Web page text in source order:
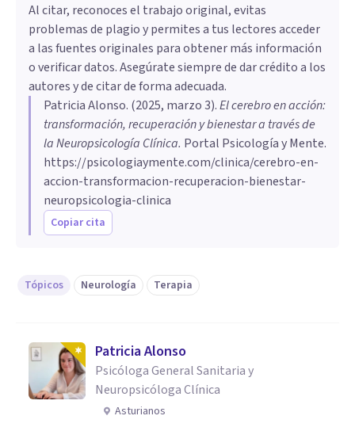
Al citar, reconoces el trabajo original, evitas
problemas de plagio y permites a tus lectores acceder
a las fuentes originales para obtener más información
o verificar datos. Asegúrate siempre de dar crédito a los
autores y de citar de forma adecuada.
Patricia Alonso. (2025, marzo 3).El cerebro en acción:
transformación, recuperación y bienestar a través de
la Neuropsicología Clínica. Portal Psicología y Mente.
https://psicologiaymente.com/clinica/cerebro-en-
accion-transformacion-recuperacion-bienestar-
neuropsicologia-clinica
Copiar cita
Tópicos Neurología Terapia
Patricia Alonso
Psicóloga General Sanitaria y
Neuropsicóloga Clínica
Asturianos